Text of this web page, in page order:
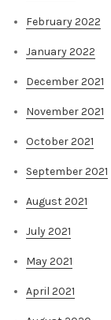
February 2022
January 2022
December 2021
November 2021
October 2021
September 2021
August 2021
July 2021
May 2021
April 2021